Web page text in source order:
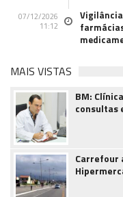
07/12/2026
11:12
MAIS VISTAS
BM:
consultas
Carrefour